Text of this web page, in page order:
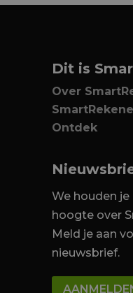
Dit is
Over
Ontdek
We houden
hoogte over
Meld je aan
nieuwsbrief.